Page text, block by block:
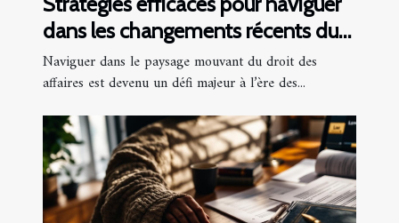
dans les changements récents du
droit des affaires
Naviguer dans le paysage mouvant du droit des
affaires est devenu un défi majeur à l’ère des...